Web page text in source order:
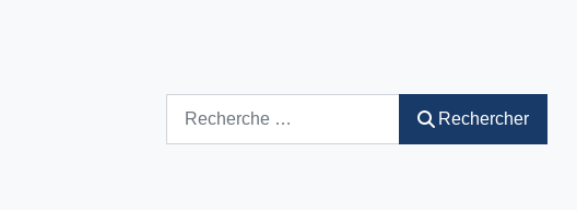
Rechercher